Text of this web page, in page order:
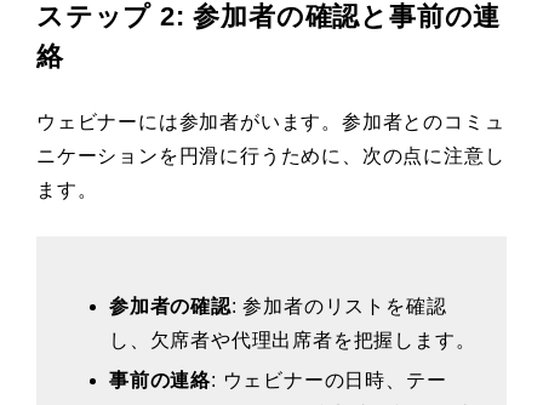
ステップ 2: 参加者の確認と事前の連
絡
ウェビナーには参加者がいます。参加者とのコミュ
ニケーションを円滑に行うために、次の点に注意し
ます。
参加者の確認: 参加者のリストを確認
し、欠席者や代理出席者を把握します。
事前の連絡: ウェビナーの日時、テー